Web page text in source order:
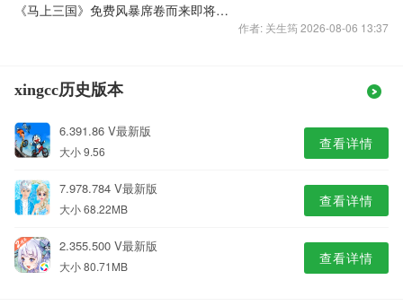
《马上三国》免费风暴席卷而来即将大更新
作者: 关生筠 2026-08-06 13:37
xingcc历史版本
6.391.86 V最新版
大小 9.56 查看详情
7.978.784 V最新版
大小 68.22MB 查看详情
2.355.500 V最新版
大小 80.71MB 查看详情